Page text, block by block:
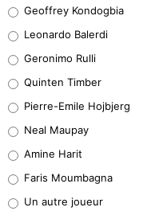
38%
32%
5%
1%
Geoffrey Kondogbia
Leonardo Balerdi
Geronimo Rulli
Quinten Timber
Pierre-Emile Hojbjerg
Neal Maupay
Amine Harit
Faris Moumbagna
Un autre joueur